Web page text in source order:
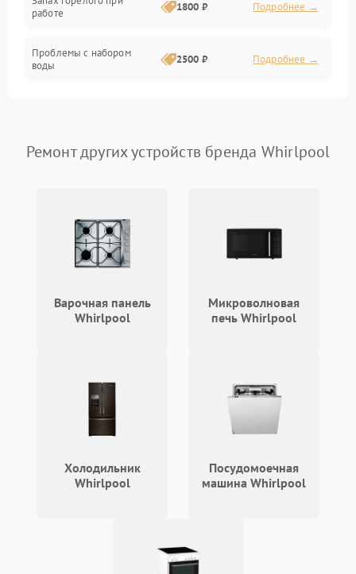
работе
1800 ₽ Подробнее →
Проблемы с набором
воды
2500 ₽ Подробнее →
Замена платы управления 2200 ₽ Подробнее →
Ремонт других устройств бренда Whirlpool
Варочная панель
Whirlpool
Микроволновая
печь Whirlpool
Холодильник
Whirlpool
Посудомоечная
машина Whirlpool